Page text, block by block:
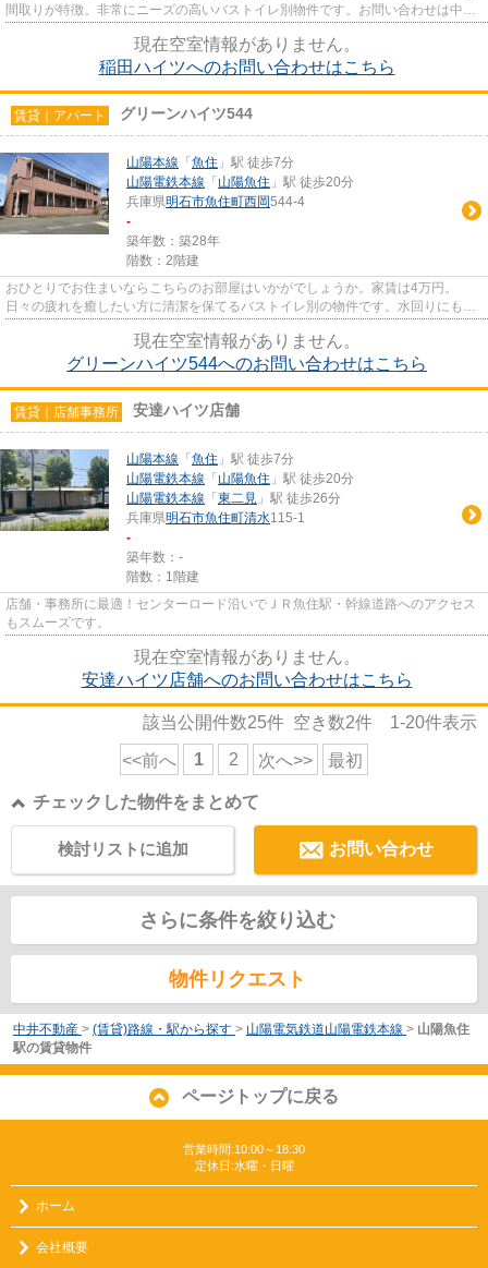
間取りが特徴。非常にニーズの高いバストイレ別物件です。お問い合わせは中井
現在空室情報がありません。
稲田ハイツへのお問い合わせはこちら
賃貸｜アパート グリーンハイツ544
山陽本線 「 魚住 」駅 徒歩7分
山陽電鉄本線 「 山陽魚住 」駅 徒歩20分
兵庫県明石市魚住町西岡544-4
-
築年数：築28年
階数：2階建
おひとりでお住まいならこちらのお部屋はいかがでしょうか。家賃は4万円。
日々の疲れを癒したい方に清潔を保てるバストイレ別の物件です。水回りにもこ
現在空室情報がありません。
グリーンハイツ544へのお問い合わせはこちら
賃貸｜店舗事務所 安達ハイツ店舗
山陽本線 「 魚住 」駅 徒歩7分
山陽電鉄本線 「 山陽魚住 」駅 徒歩20分
山陽電鉄本線 「 東二見 」駅 徒歩26分
兵庫県明石市魚住町清水115-1
-
築年数：-
階数：1階建
店舗・事務所に最適！センターロード沿いでＪＲ魚住駅・幹線道路へのアクセス
もスムーズです。
現在空室情報がありません。
安達ハイツ店舗へのお問い合わせはこちら
該当公開件数25件 空き数2件 1-20件表示
<<前へ 1 2 次へ>> 最初
チェックした物件をまとめて
お問い合わせ
検討リストに追加
さらに条件を絞り込む
物件リクエスト
中井不動産 > (賃貸)路線・駅から探す > 山陽電気鉄道山陽電鉄本線 > 山陽魚住
駅の賃貸物件
ページトップに戻る
営業時間:10:00～18:30
定休日:水曜・日曜
ホーム
会社概要